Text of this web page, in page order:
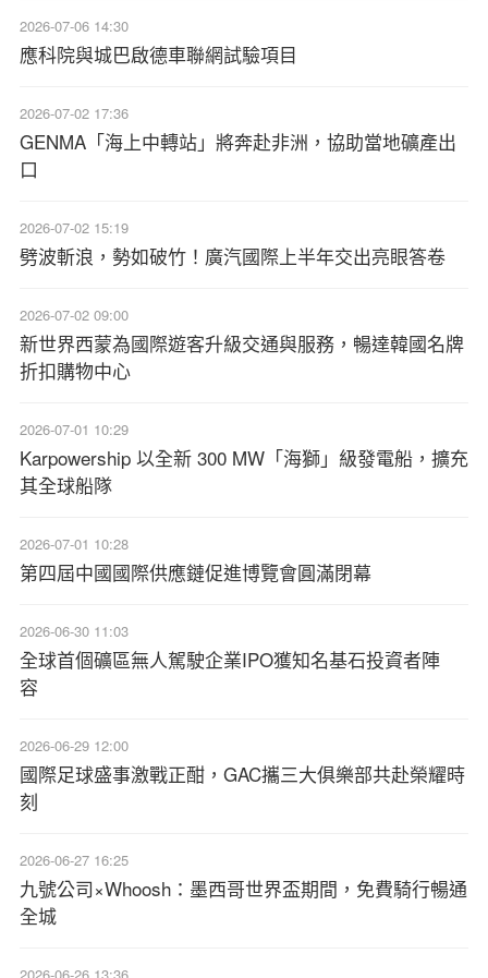
2026-07-06 14:30
應科院與城巴啟德車聯網試驗項目
2026-07-02 17:36
GENMA「海上中轉站」將奔赴非洲，協助當地礦產出
口
2026-07-02 15:19
劈波斬浪，勢如破竹！廣汽國際上半年交出亮眼答卷
2026-07-02 09:00
新世界西蒙為國際遊客升級交通與服務，暢達韓國名牌
折扣購物中心
2026-07-01 10:29
Karpowership 以全新 300 MW「海獅」級發電船，擴充
其全球船隊
2026-07-01 10:28
第四屆中國國際供應鏈促進博覽會圓滿閉幕
2026-06-30 11:03
全球首個礦區無人駕駛企業IPO獲知名基石投資者陣
容
2026-06-29 12:00
國際足球盛事激戰正酣，GAC攜三大俱樂部共赴榮耀時
刻
2026-06-27 16:25
九號公司×Whoosh：墨西哥世界盃期間，免費騎行暢通
全城